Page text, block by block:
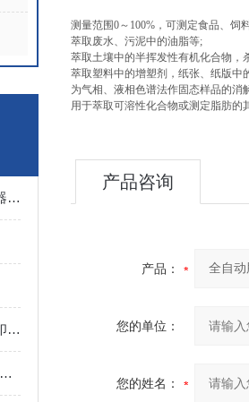
内置冷凝的全自动索氏提取器仪器特点
什么是全自动脂肪测定仪数据打印一体化机
YC系列全自动脂肪测定仪是依据索氏抽提原理
测量范围0～100%，可测定食品、饲
萃取废水、污泥中的油脂等;
萃取土壤中的半挥发性有机化合物，
萃取塑料中的增塑剂，纸张、纸版中
为气相、液相色谱法作固态样品的消
用于萃取可溶性化合物或测定脂肪的
产品咨询
产品：
您的单位：
您的姓名：